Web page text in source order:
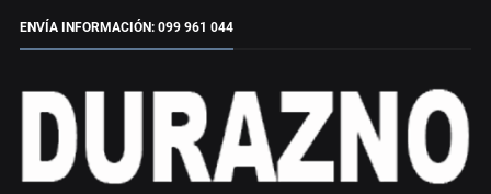
ENVÍA INFORMACIÓN: 099 961 044